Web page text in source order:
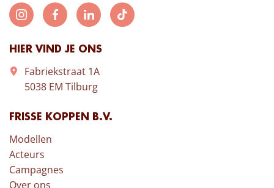
HIER VIND JE ONS
Fabriekstraat 1A
5038 EM Tilburg
FRISSE KOPPEN B.V.
Modellen
Acteurs
Campagnes
Over ons